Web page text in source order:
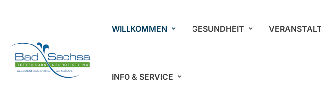
WILLKOMMEN GESUNDHEIT
INFO & SERVICE